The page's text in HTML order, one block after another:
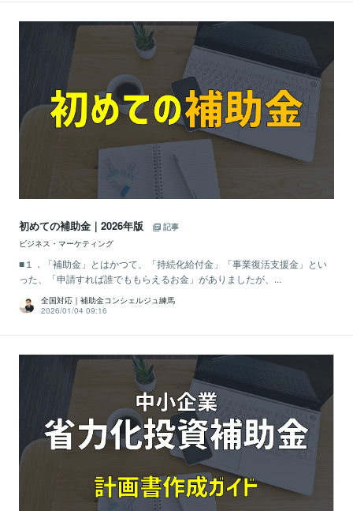
初めての補助金｜2026年版
記事
ビジネス・マーケティング
■１．「補助金」とはかつて、「持続化給付金」「事業復活支援金」とい
った、「申請すれば誰でももらえるお金」がありましたが、...
全国対応｜補助金コンシェルジュ練馬
2026/01/04 09:16